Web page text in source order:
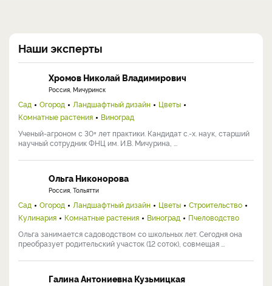
Наши эксперты
Хромов Николай Владимирович
Россия, Мичуринск
Сад Огород Ландшафтный дизайн
Цветы
Комнатные растения
Виноград
Ученый-агроном с 30+ лет практики. Кандидат с.-х. наук, старший
научный сотрудник ФНЦ им. И.В. Мичурина, ...
Ольга Никонорова
Россия, Тольятти
Сад Огород Ландшафтный дизайн Цветы
Строительство
Кулинария
Комнатные растения Виноград
Пчеловодство
Ольга занимается садоводством со школьных лет. Сегодня она
преобразует родительский участок (12 соток), совмещая ...
Галина Антониевна Кузьмицкая